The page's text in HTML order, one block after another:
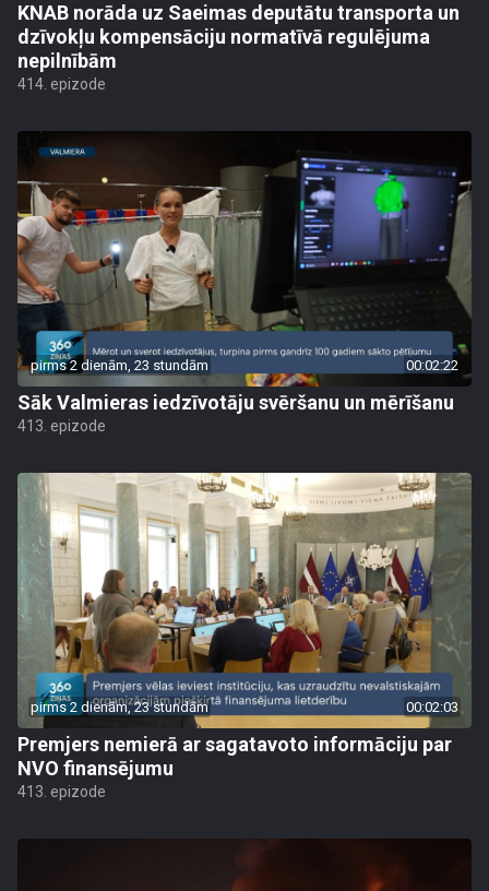
KNAB norāda uz Saeimas deputātu transporta un
dzīvokļu kompensāciju normatīvā regulējuma
nepilnībām
414. epizode
pirms 2 dienām, 23 stundām 00:02:22
Sāk Valmieras iedzīvotāju svēršanu un mērīšanu
413. epizode
pirms 2 dienām, 23 stundām 00:02:03
Premjers nemierā ar sagatavoto informāciju par
NVO finansējumu
413. epizode